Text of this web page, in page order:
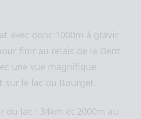
avec donc 1000m à gravir
finir au relais de la Dent
une vue magnifique
sur le lac du Bourget.
du lac : 34km et 2000m au